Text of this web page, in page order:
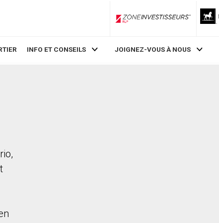
ZoneInvestisseurs RLP
INFO ET CONSEILS JOIGNEZ-VOUS À NOUS